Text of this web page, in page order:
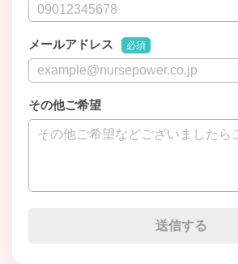
メールアドレス 必須
その他ご希望